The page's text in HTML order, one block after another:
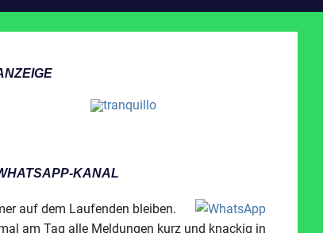
KANAL
auf dem Laufenden bleiben.
am Tag alle Meldungen kurz und knackig in